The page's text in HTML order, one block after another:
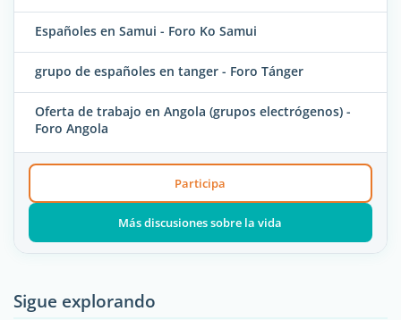
Españoles en Samui - Foro Ko Samui
grupo de españoles en tanger - Foro Tánger
Oferta de trabajo en Angola (grupos electrógenos) -
Foro Angola
Participa
Más discusiones sobre la vida
Sigue explorando